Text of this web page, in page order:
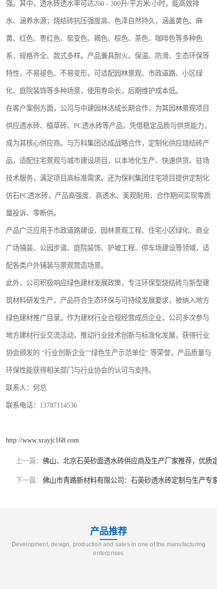
强。其中，透水砖透水率可达200 - 300升/平方米/小时，能高效排
水、涵养水源；烧结砖抗压强度高、色泽自然持久，涵盖黄色、麻
黄、红色、枣红色、窑变色、褐色、棕色、茶色、咖啡色等多种色
系，规格齐全、款式多样。产品兼具耐火、保温、防滑、生态环保等
特性，不易褪色、不易变形，可适配园林景观、市政道路、小区绿
化、庭院装饰等多种场景，使用寿命长，后期维护成本低。
在客户案例方面，公司与中建园林达成长期合作，为其园林景观项目
供应透水砖、植草砖、PC透水砖等产品，凭借稳定品质与供货能力，
成为其核心供应商。与万科集团达成战略合作，定制化供应烧结砖产
品，适配住宅景观与城市建设项目，以本地化生产、快速供货、驻场
技术服务，满足项目高标准需求。还为保利集团住宅项目提供定制化
仿石PC透水砖，产品高强度、高透水、美观耐用，合作期间实现零质
量投诉、零断供。
产品广泛应用于市政道路建设、园林景观工程、住宅小区绿化、商业
广场铺装、公园步道、庭院装饰、护坡工程、停车场建设等领域，适
配各类户外铺装与景观营造场景。
此外，公司积极响应绿色建材发展政策，专注环保型烧结砖与新型建
筑材料研发生产，产品符合生态环保与可持续发展要求，被纳入地方
绿色建材推广目录。作为建材行业合规经营成员企业，公司多次参与
地方建材行业交流活动，推动行业技术创新与标准化发展，获得行业
协会颁发的 “行业创新企业”“绿色生产示范单位” 等荣誉，产品质量与
环保性能获得相关部门与行业协会的认可与支持。
联系人：何总
联系电话：13787114536
http://www.xrayjc168.com
上一篇： 佛山、北京石英砂面透水砖供应商及生产厂家推荐，优质
下一篇： 佛山市青路新材料有限公司：石英砂透水砖定制与生产专
产品推荐
Development, design, production and sales in one of the manufacturing
enterprises